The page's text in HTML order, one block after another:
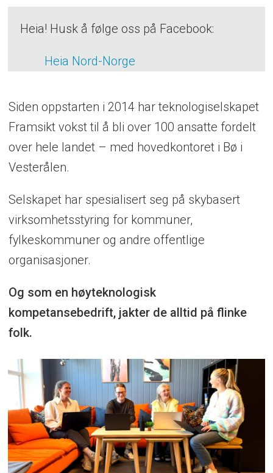
Heia! Husk å følge oss på Facebook:
Heia Nord-Norge
Siden oppstarten i 2014 har teknologiselskapet
Framsikt vokst til å bli over 100 ansatte fordelt
over hele landet – med hovedkontoret i Bø i
Vesterålen.
Selskapet har spesialisert seg på skybasert
virksomhetsstyring for kommuner,
fylkeskommuner og andre offentlige
organisasjoner.
Og som en høyteknologisk
kompetansebedrift, jakter de alltid på flinke
folk.